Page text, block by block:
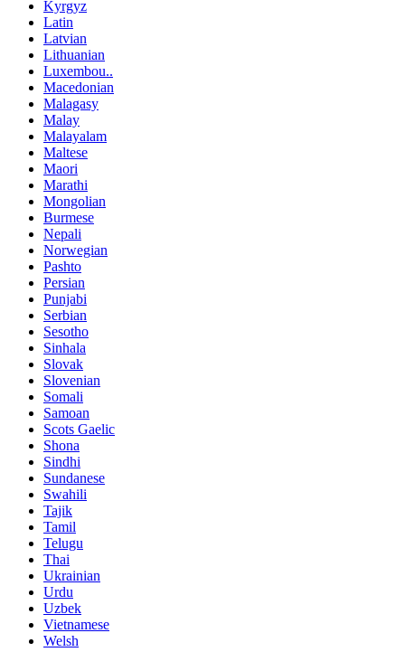
Kyrgyz
Latin
Latvian
Lithuanian
Luxembou..
Macedonian
Malagasy
Malay
Malayalam
Maltese
Maori
Marathi
Mongolian
Burmese
Nepali
Norwegian
Pashto
Persian
Punjabi
Serbian
Sesotho
Sinhala
Slovak
Slovenian
Somali
Samoan
Scots Gaelic
Shona
Sindhi
Sundanese
Swahili
Tajik
Tamil
Telugu
Thai
Ukrainian
Urdu
Uzbek
Vietnamese
Welsh